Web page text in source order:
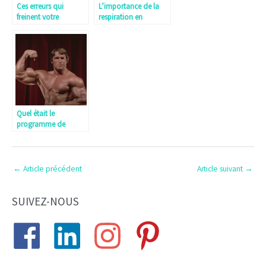
Ces erreurs qui
freinent votre
L’importance de la
respiration en
Quel était le
programme de
Schwarzenegger ?
← Article précédent Article suivant →
SUIVEZ-NOUS